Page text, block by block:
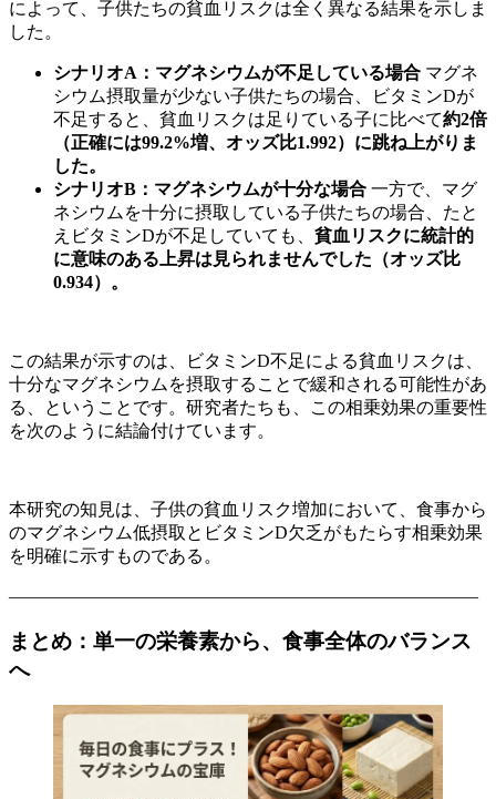
によって、子供たちの貧血リスクは全く異なる結果を示しま
した。
シナリオA：マグネシウムが不足している場合 マグネ
シウム摂取量が少ない子供たちの場合、ビタミンDが
不足すると、貧血リスクは足りている子に比べて約2倍
（正確には99.2%増、オッズ比1.992）に跳ね上がりま
した。
シナリオB：マグネシウムが十分な場合 一方で、マグ
ネシウムを十分に摂取している子供たちの場合、たと
えビタミンDが不足していても、 貧血リスクに統計的
に意味のある上昇は見られませんでした（オッズ比
0.934）。
この結果が示すのは、ビタミンD不足による貧血リスクは、
十分なマグネシウムを摂取することで緩和される可能性があ
る、ということです。研究者たちも、この相乗効果の重要性
を次のように結論付けています。
本研究の知見は、子供の貧血リスク増加において、食事から
のマグネシウム低摂取とビタミンD欠乏がもたらす相乗効果
を明確に示すものである。
——————————————————————————–
まとめ：単一の栄養素から、食事全体のバランス
へ